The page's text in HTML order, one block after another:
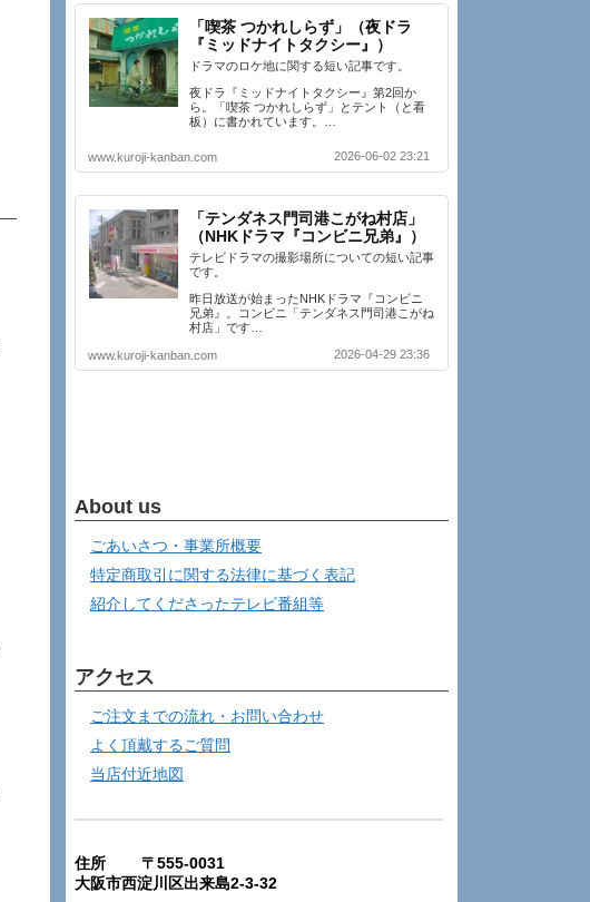
「喫茶 つかれしらず」（夜ドラ
『ミッドナイトタクシー』）
ドラマのロケ地に関する短い記事です。
夜ドラ『ミッドナイトタクシー』第2回か
ら。「喫茶 つかれしらず」とテント（と看
板）に書かれています。…
www.kuroji-kanban.com 2026-06-02 23:21
「テンダネス門司港こがね村店」
（NHKドラマ『コンビニ兄弟』）
テレビドラマの撮影場所についての短い記事
です。
昨日放送が始まったNHKドラマ『コンビニ
兄弟』。コンビニ「テンダネス門司港こがね
村店」です…
www.kuroji-kanban.com 2026-04-29 23:36
About us
ごあいさつ・事業所概要
特定商取引に関する法律に基づく表記
紹介してくださったテレビ番組等
アクセス
ご注文までの流れ・お問い合わせ
よく頂戴するご質問
当店付近地図
住所 〒555-0031
大阪市西淀川区出来島2-3-32